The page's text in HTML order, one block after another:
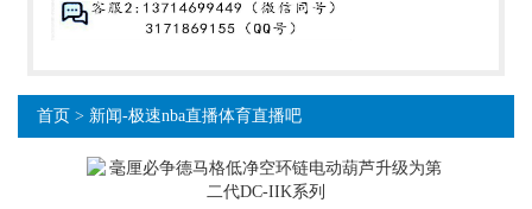
首页 > 新闻-极速nba直播体育直播吧